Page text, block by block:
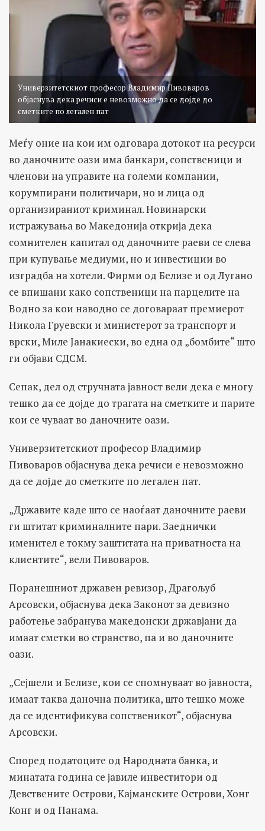
Универзитетскиот професор Владимир Пивоваров
објаснува дека речиси е невозможно да се дојде до
сметките по легален пат
Меѓу оние на кои им одговара дотокот на ресурси
во даночните оази има банкари, сопственици и
членови на управите на големи компании,
корумпирани политичари, но и лица од
организираниот криминал. Новинарски
истражувања во Македонија открија дека
сомнителен капитал од даночните раеви се слева
при купување медиуми, но и инвестиции во
изградба на хотели. Фирми од Белизе и од Лугано
се впишани како сопственици на парцелите на
Водно за кои наводно се договараат премиерот
Никола Груевски и министерот за транспорт и
врски, Миле Јанакиески, во една од „бомбите“ што
ги објави СДСМ.
Сепак, дел од стручната јавност вели дека е многу
тешко да се дојде до трагата на сметките и парите
кои се чуваат во даночните оази.
Универзитетскиот професор Владимир
Пивоваров објаснува дека речиси е невозможно
да се дојде до сметките по легален пат.
„Државите каде што се наоѓаат даночните раеви
ги штитат криминалните пари. Заеднички
именител е токму заштитата на приватноста на
клиентите“, вели Пивоваров.
Поранешниот државен ревизор, Драгољуб
Арсовски, објаснува дека Законот за девизно
работење забранува македонски државјани да
имаат сметки во странство, па и во даночните
оази.
„Сејшели и Белизе, кои се спомнуваат во јавноста,
имаат таква даночна политика, што тешко може
да се идентификува сопственикот“, објаснува
Арсовски.
Според податоците од Народната банка, и
минатата година се јавиле инвеститори од
Девствените Острови, Кајманските Острови, Хонг
Конг и од Панама.